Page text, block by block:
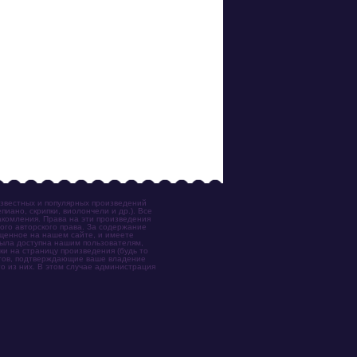
и популярных произведений
скрипки, виолончели и др.). Все
Права на эти произведения
авторского права. За содержание
на нашем сайте, и имеете
доступна нашим пользователям,
на страницу произведения (будь то
подтверждающие ваше владение
из них. В этом случае администрация